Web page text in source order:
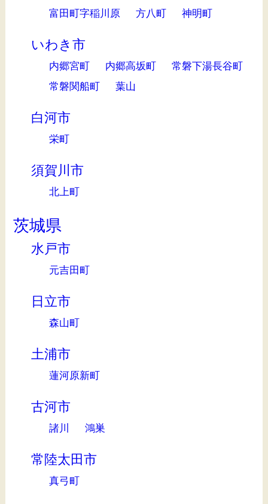
富田町字稲川原
方八町 神明町
いわき市
内郷宮町 内郷高坂町
常磐下湯長谷町
常磐関船町
葉山
白河市
栄町
須賀川市
北上町
茨城県
水戸市
元吉田町
日立市
森山町
土浦市
蓮河原新町
古河市
諸川 鴻巣
常陸太田市
真弓町